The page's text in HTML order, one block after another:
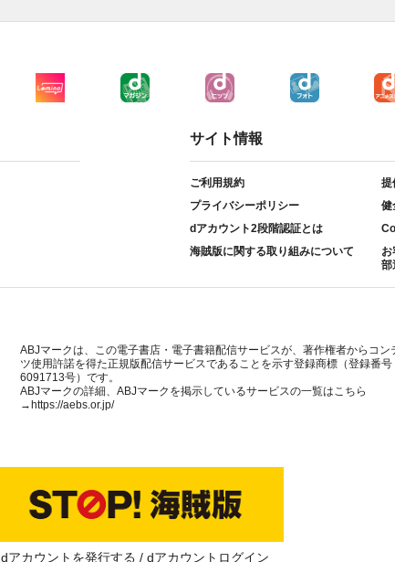
サイト情報
ご利用規約
提
プライバシーポリシー
健
dアカウント2段階認証とは
海賊版に関する取り組みについて
部
ABJマークは、この電子書店・電子書籍配信サービスが、著作権者からコン
ツ使用許諾を得た正規版配信サービスであることを示す登録商標（登録番号
6091713号）です。
ABJマークの詳細、ABJマークを掲示しているサービスの一覧はこちら
→https://aebs.or.jp/
dアカウントを発行する dアカウントログイン